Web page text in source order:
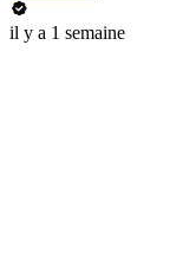
il y a 1 semaine